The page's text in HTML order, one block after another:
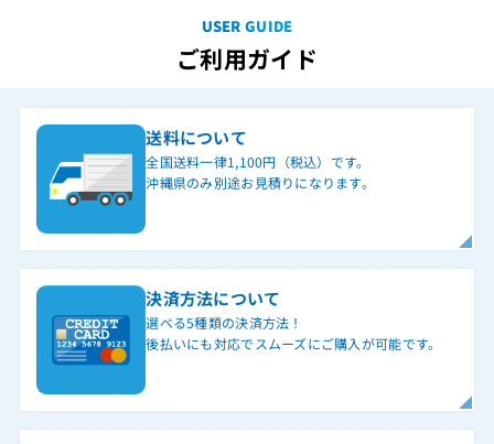
USER GUIDE
ご利用ガイド
送料について
全国送料一律1,100円（税込）です。
沖縄県のみ別途お見積りになります。
決済方法について
選べる5種類の決済方法！
後払いにも対応でスムーズにご購入が可能です。